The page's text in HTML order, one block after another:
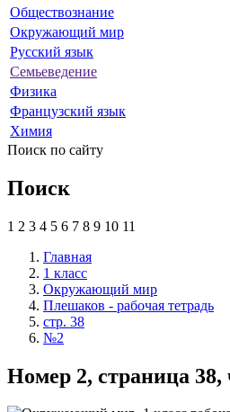
Обществознание
Окружающий мир
Русский язык
Семьеведение
Физика
Французский язык
Химия
Поиск по сайту
Поиск
1 2 3 4 5 6 7 8 9 10 11
Главная
1 класс
Окружающий мир
Плешаков - рабочая тетрадь
стр. 38
№2
Номер 2, страница